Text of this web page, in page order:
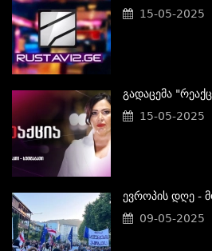
15-05-2025
Გადაცემა
15-05-2025
Ევროპის Დღე -
09-05-2025